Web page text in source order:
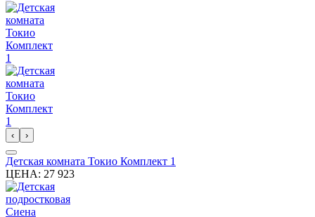
‹ ›
Детская комната Токио Комплект 1
ЦЕНА: 27 923